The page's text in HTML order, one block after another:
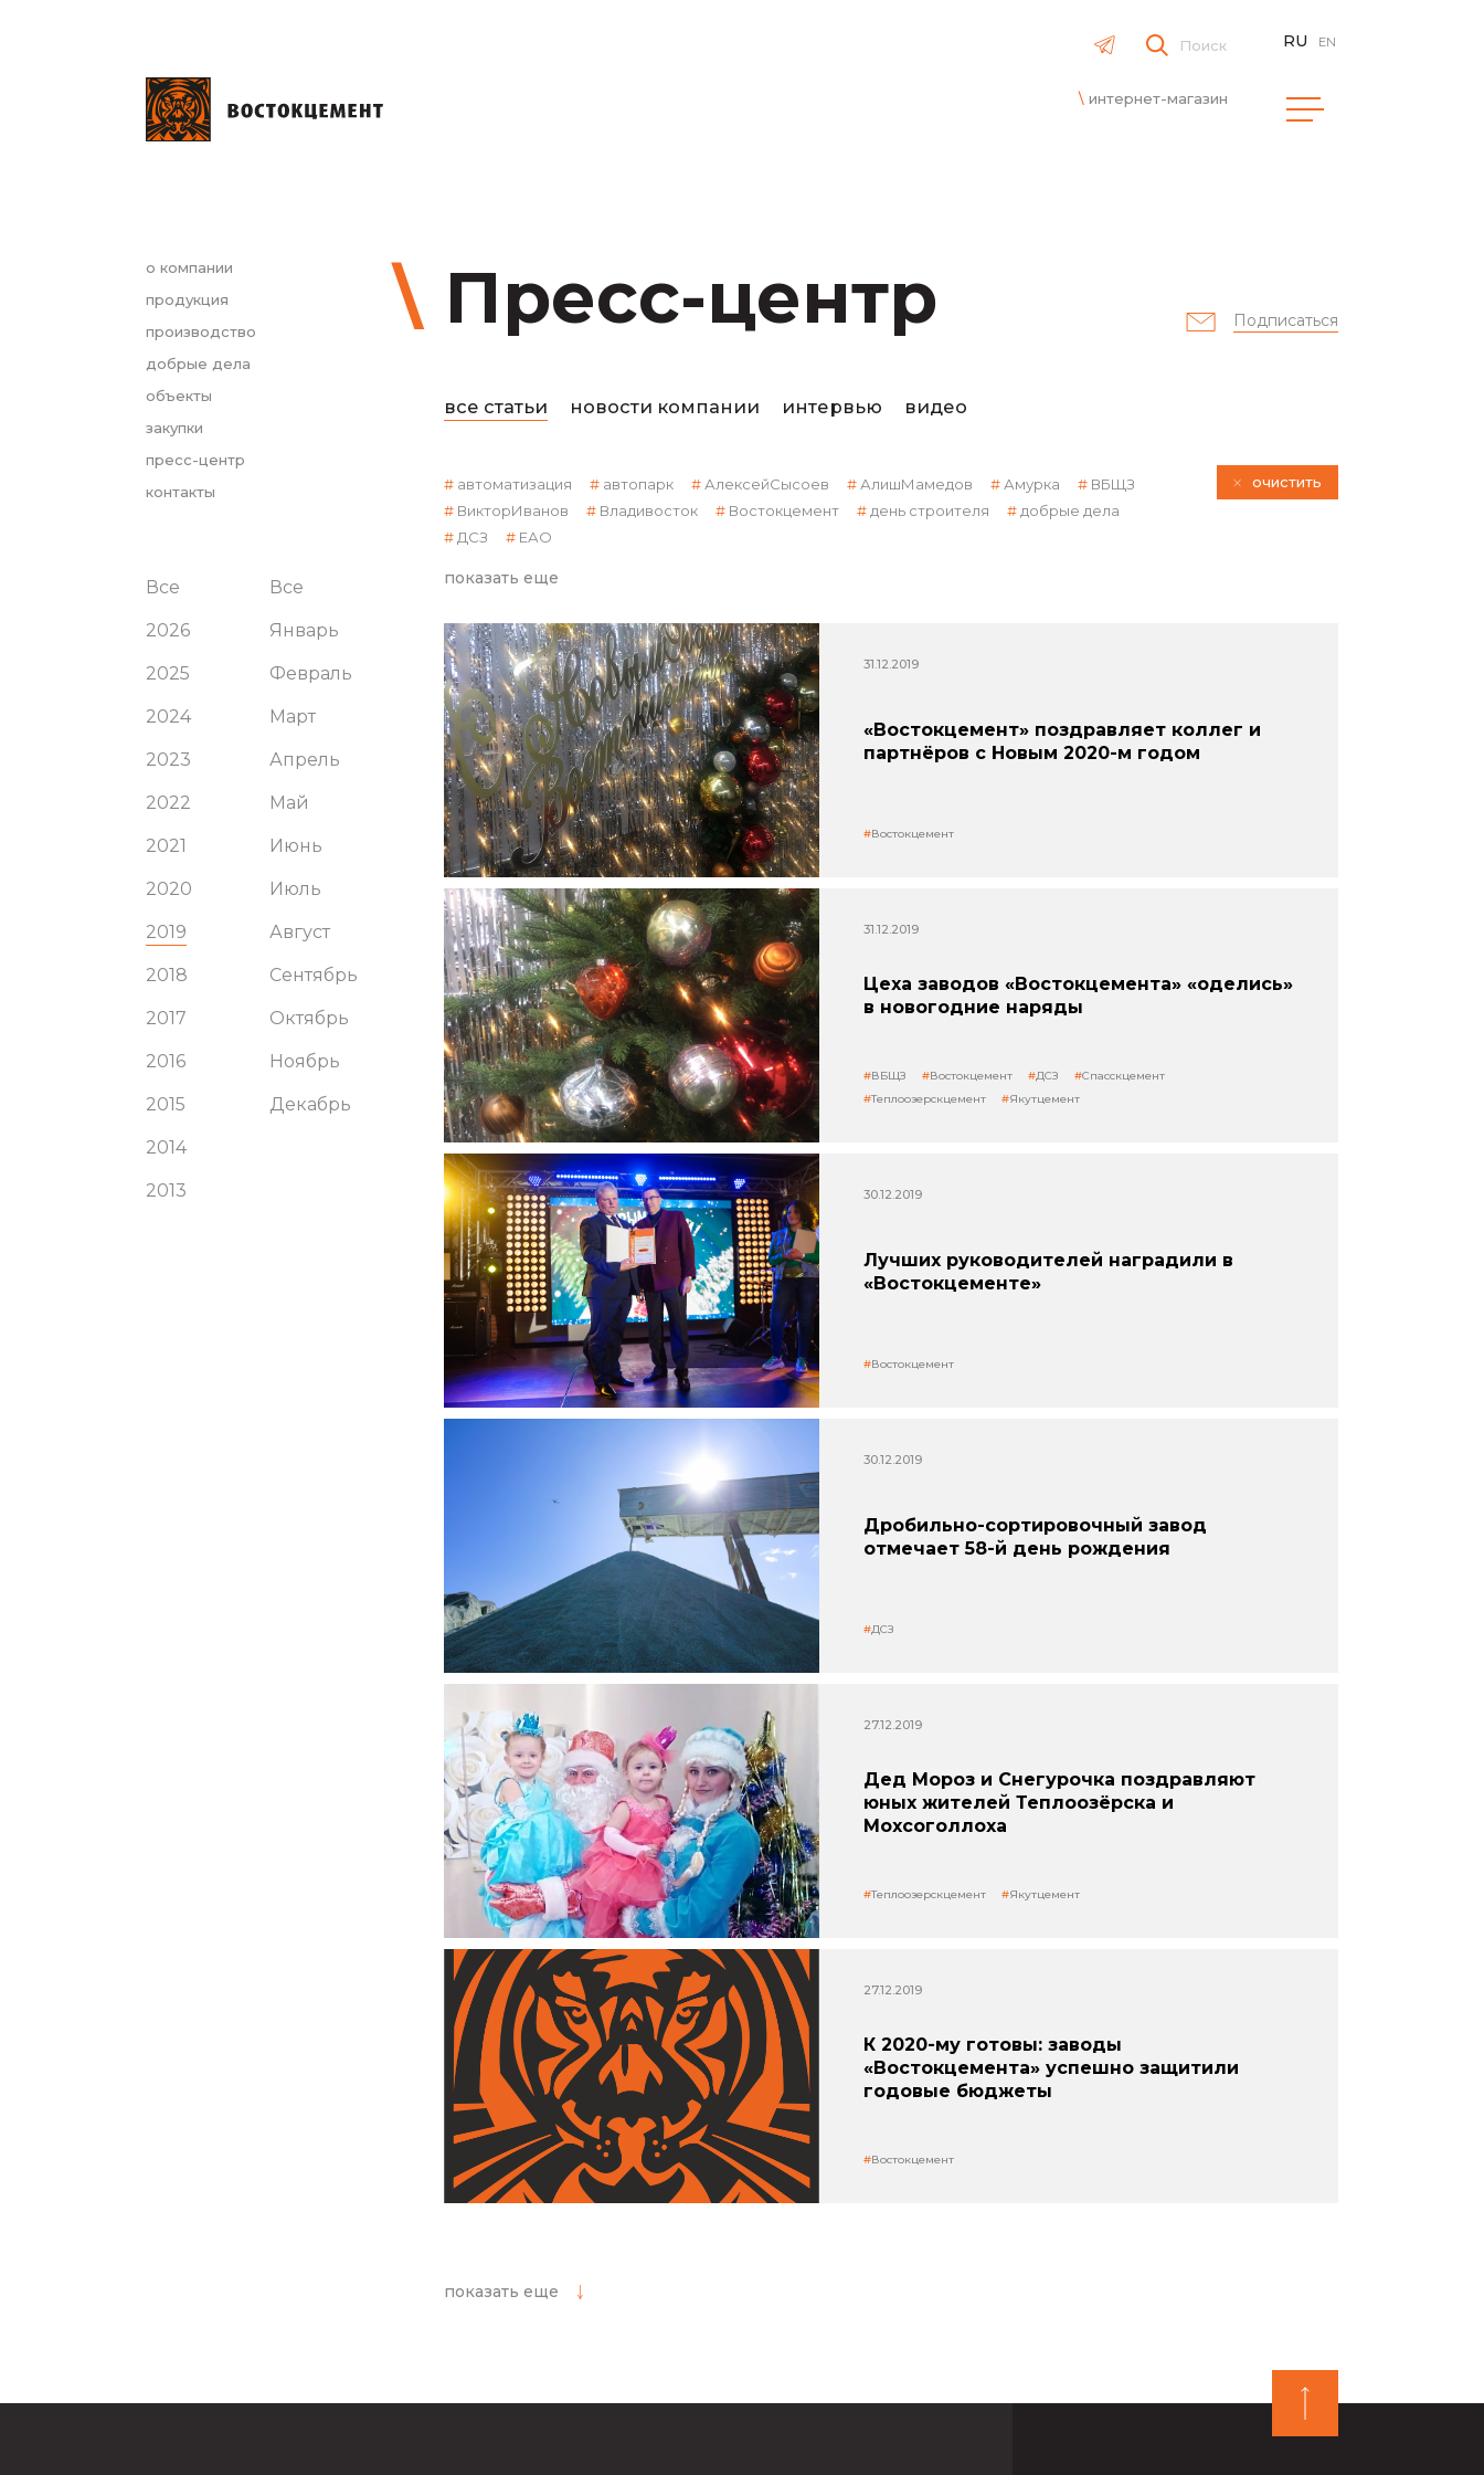
Поиск
интернет-магазин
RU EN
о компании
продукция
производство
добрые дела
объекты
закупки
пресс-центр
контакты
Все
2026
2025
2024
2023
2022
2021
2020
2019
2018
2017
2016
2015
2014
2013
Все
Январь
Февраль
Март
Апрель
Май
Июнь
Июль
Август
Сентябрь
Октябрь
Ноябрь
Декабрь
Пресс-центр
все статьи новости компании интервью видео
автоматизация автопарк АлексейСысоев АлишМамедов Амурка
ВБЩЗ
ВикторИванов
Владивосток Востокцемент день строителя
добрые дела
ДСЗ
ЕАО
показать еще
Подписаться
очистить
31.12.2019
«Востокцемент» поздравляет коллег и
партнёров с Новым 2020-м годом
Востокцемент
31.12.2019
Цеха заводов «Востокцемента» «оделись»
в новогодние наряды
ВБЩЗ Востокцемент ДСЗ
Спасскцемент
Теплоозерскцемент
Якутцемент
30.12.2019
Лучших руководителей наградили в
«Востокцементе»
Востокцемент
30.12.2019
Дробильно-сортировочный завод
отмечает 58-й день рождения
ДСЗ
27.12.2019
Дед Мороз и Снегурочка поздравляют
юных жителей Теплоозёрска и
Мохсоголлоха
Теплоозерскцемент Якутцемент
27.12.2019
К 2020-му готовы: заводы
«Востокцемента» успешно защитили
годовые бюджеты
Востокцемент
показать еще